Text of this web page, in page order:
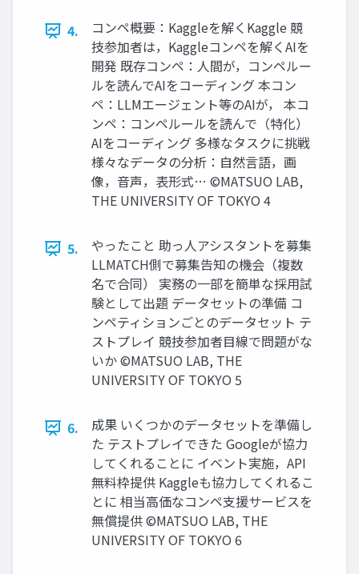
4.
コンペ概要：Kaggleを解くKaggle 競
技参加者は，Kaggleコンペを解くAIを
開発 既存コンペ：人間が，コンペルー
ルを読んでAIをコーディング 本コン
ペ：LLMエージェント等のAIが， 本コ
ンペ：コンペルールを読んで（特化）
AIをコーディング 多様なタスクに挑戦
様々なデータの分析：自然言語，画
像，音声，表形式… ©︎MATSUO LAB,
THE UNIVERSITY OF TOKYO 4
5.
やったこと 助っ人アシスタントを募集
LLMATCH側で募集告知の機会（複数
名で合同） 実務の一部を簡単な採用試
験として出題 データセットの準備 コ
ンペティションごとのデータセット テ
ストプレイ 競技参加者目線で問題がな
いか ©︎MATSUO LAB, THE
UNIVERSITY OF TOKYO 5
6.
成果 いくつかのデータセットを準備し
た テストプレイできた Googleが協力
してくれることに イベント実施，API
無料枠提供 Kaggleも協力してくれるこ
とに 相当高価なコンペ支援サービスを
無償提供 ©︎MATSUO LAB, THE
UNIVERSITY OF TOKYO 6